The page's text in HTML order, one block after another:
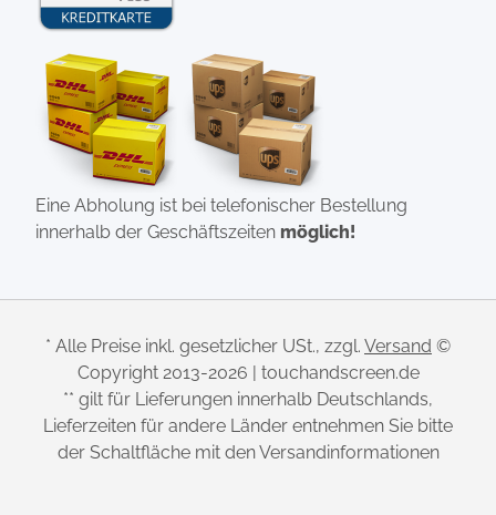
Eine Abholung ist bei telefonischer Bestellung
innerhalb der Geschäftszeiten möglich!
* Alle Preise inkl. gesetzlicher USt., zzgl. Versand ©
Copyright 2013-2026 | touchandscreen.de
** gilt für Lieferungen innerhalb Deutschlands,
Lieferzeiten für andere Länder entnehmen Sie bitte
der Schaltfläche mit den Versandinformationen